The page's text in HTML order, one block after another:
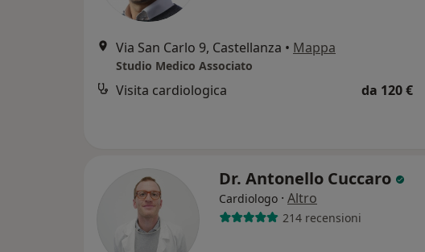
Via San Carlo 9, Castellanza • Mappa
Studio Medico Associato
Visita cardiologica da 120 €
Dr. Antonello Cuccaro
Cardiologo · Altro
214 recensioni